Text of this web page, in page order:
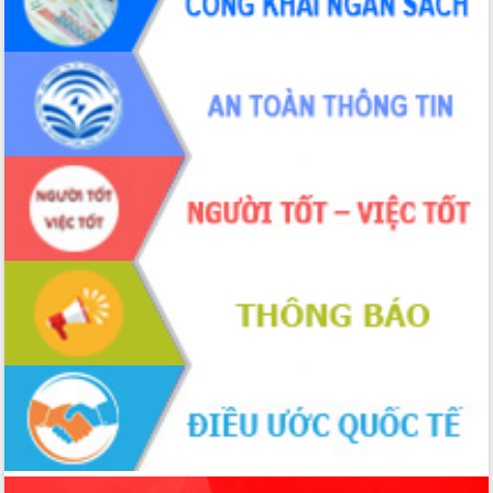
ứng để giữ vững thị trường xuất khẩu
Diễn đàn Kinh tế tư nhân Việt Nam đột
phá cơ chế - Hợp tác công tư
Đề án 06 tạo bước ngoặt đột phá trong
cải cách hành chính tỉnh Đắk Lắk
Kết nối tour, đẩy mạnh chuyển đổi số
để phát triển du lịch Đắk Lắk
Khởi động Dự án Đầu tư xây dựng hạ
tầng kỹ thuật Cụm công nghiệp Tân
Tiến
Gặp mặt các cơ quan báo chí nhân Kỷ
niệm 101 năm Ngày Báo chí Cách
mạng Việt Nam
Đắk Lắk sơ kết 4 năm triển khai thực
hiện Đề án 06 của Chính phủ
Họp báo thông tin về Hội nghị Công bố
Quy hoạch và Xúc tiến đầu tư tỉnh Đắk
Lắk
Khơi thông điểm nghẽn, đẩy nhanh
giải ngân vốn khắc phục thiên tai